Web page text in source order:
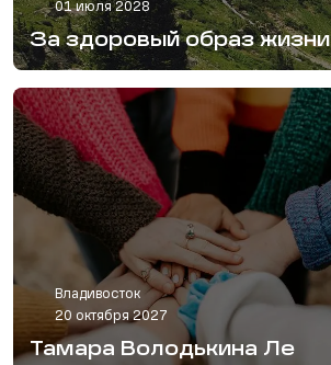
01 июля 2028
За здоровый образ жизни
Владивосток
20 октября 2027
Тамара Володькина Ле